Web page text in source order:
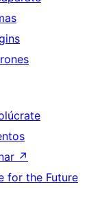
↗
for the Future